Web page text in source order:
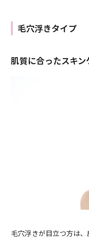
毛穴浮きタイプ
肌質に合ったスキ
毛穴浮きが目立つ方は